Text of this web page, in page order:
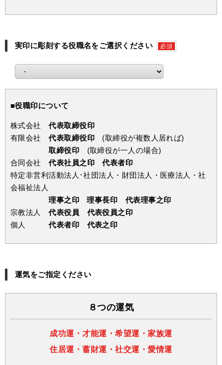
実印に彫刻する役職名をご選択ください 必須
■役職印について
株式会社代表取締役印
有限会社代表取締役印 (取締役が複数人居れば)
取締役印 (取締役が一人の場合)
合同会社代表社員之印 代表者印
特定非営利活動法人･社団法人・財団法人・医療法人・社
会福祉法人
理事之印 理事長印 代表理事之印
宗教法人代表役員 代表役員之印
個人代表者印 代表之印
運気をご指定ください
８つの運気
成功運・才能運・希望運・家族運
住居運・蓄財運・社交運・愛情運